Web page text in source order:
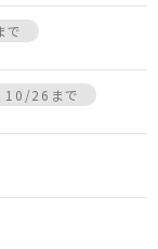
で
10/26まで